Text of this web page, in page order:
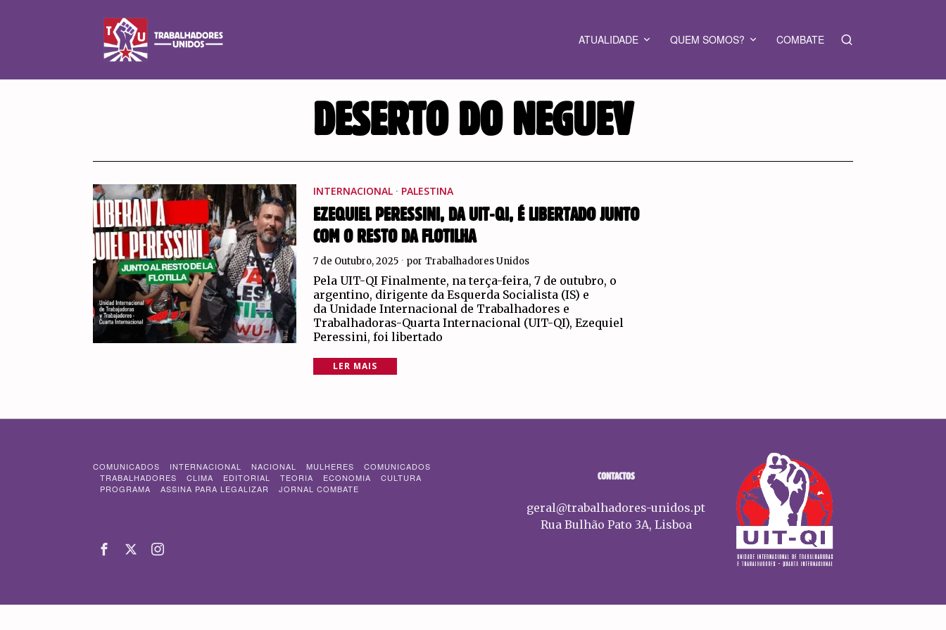
ATUALIDADE QUEM SOMOS? COMBATE
DESERTO DO NEGUEV
INTERNACIONAL · PALESTINA
EZEQUIEL PERESSINI, DA UIT-QI, É LIBERTADO JUNTO
COM O RESTO DA FLOTILHA
7 de Outubro, 2025 por Trabalhadores Unidos
Pela UIT-QI Finalmente, na terça-feira, 7 de outubro, o
argentino, dirigente da Esquerda Socialista (IS) e
da Unidade Internacional de Trabalhadores e
Trabalhadoras-Quarta Internacional (UIT-QI), Ezequiel
Peressini, foi libertado
LER MAIS
COMUNICADOS INTERNACIONAL NACIONAL MULHERES
COMUNICADOS
TRABALHADORES
CLIMA EDITORIAL TEORIA ECONOMIA
CULTURA
PROGRAMA
ASSINA PARA LEGALIZAR JORNAL COMBATE
CONTACTOS
geral@trabalhadores-unidos.pt
Rua Bulhão Pato 3A, Lisboa